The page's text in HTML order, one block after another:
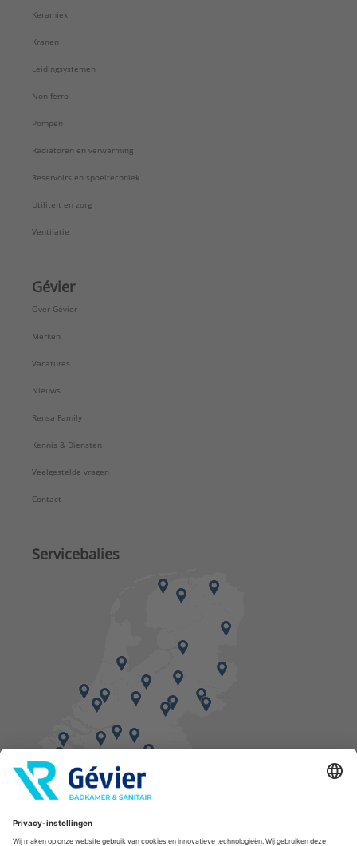
Keramiek
Kranen
Leidingsystemen
Non-ferro
Pompen
Radiatoren en verwarming
Reservoirs en spoeltechniek
Utiliteit en zorg
Ventilatie
Gévier
Over Gévier
Merken
Vacatures
Nieuws
Rensa Family
Kennis & Diensten
Veelgestelde vragen
Contact
Servicebalies
Vind een balie in de buurt
* Bestellingen geplaatst in het weekend worden, mits voorradig, dinsdag geleverd.